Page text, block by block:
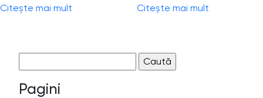
Citește mai mult Citește mai mult
după:
Pagini